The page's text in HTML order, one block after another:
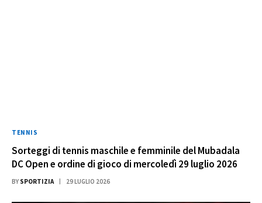
TENNIS
Sorteggi di tennis maschile e femminile del Mubadala
DC Open e ordine di gioco di mercoledì 29 luglio 2026
BY SPORTIZIA 29 LUGLIO 2026